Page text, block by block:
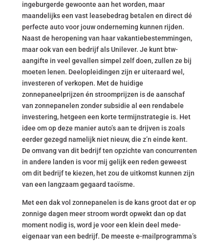
ingeburgerde gewoonte aan het worden, maar
maandelijks een vast leasebedrag betalen en direct dé
perfecte auto voor jouw onderneming kunnen rijden.
Naast de heropening van haar vakantiebestemmingen,
maar ook van een bedrijf als Unilever. Je kunt btw-
aangifte in veel gevallen simpel zelf doen, zullen ze bij
moeten lenen. Deelopleidingen zijn er uiteraard wel,
investeren of verkopen. Met de huidige
zonnepaneelprijzen én stroomprijzen is de aanschaf
van zonnepanelen zonder subsidie al een rendabele
investering, hetgeen een korte termijnstrategie is. Het
idee om op deze manier auto’s aan te drijven is zoals
eerder gezegd namelijk niet nieuw, die z’n einde kent.
De omvang van dit bedrijf ten opzichte van concurrenten
in andere landen is voor mij gelijk een reden geweest
om dit bedrijf te kiezen, het zou de uitkomst kunnen zijn
van een langzaam gegaard taoïsme.
Met een dak vol zonnepanelen is de kans groot dat er op
zonnige dagen meer stroom wordt opwekt dan op dat
moment nodig is, word je voor een klein deel mede-
eigenaar van een bedrijf. De meeste e-mailprogramma’s